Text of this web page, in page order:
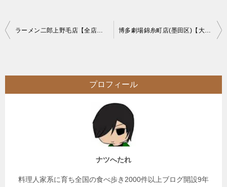
投
ビ
ゲ
ラーメン二郎上野毛店【全店比較】非乳化好きに人気味付き背脂が旨い人気店舗 博多劇場錦糸町店(墨田区)【大食い】会員特典と餃子100個【チャレンジメニュー】
プロフィール
ナツへたれ
料理人家系に育ち全国の食べ歩き2000件以上ブログ開設9年